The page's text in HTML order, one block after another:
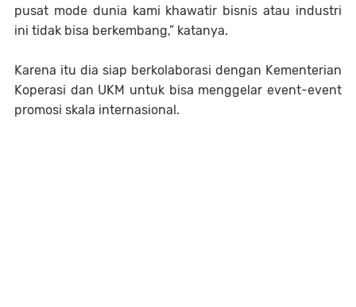
pusat mode dunia kami khawatir bisnis atau industri
ini tidak bisa berkembang,” katanya.
Karena itu dia siap berkolaborasi dengan Kementerian
Koperasi dan UKM untuk bisa menggelar event-event
promosi skala internasional.